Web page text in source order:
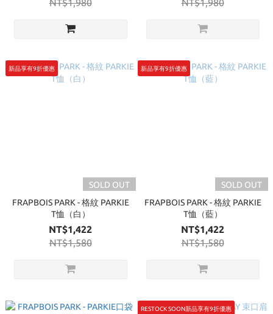
NT$1,980
NT$1,980
新品享有9折優惠
SOLD OUT
FRAPBOIS PARK - 格紋 PARKIE
T恤（白）
NT$1,422
NT$1,580
新品享有9折優惠
SOLD OUT
FRAPBOIS PARK - 格紋 PARKIE
T恤（藍）
NT$1,422
NT$1,580
RESTOCK SOON新品享有9折優惠